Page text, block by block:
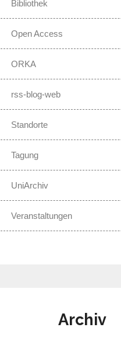
Bibliothek
Open Access
ORKA
rss-blog-web
Standorte
Tagung
UniArchiv
Veranstaltungen
Archiv